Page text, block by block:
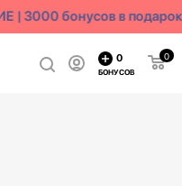
бонусов в подарок
0
0
БОНУСОВ